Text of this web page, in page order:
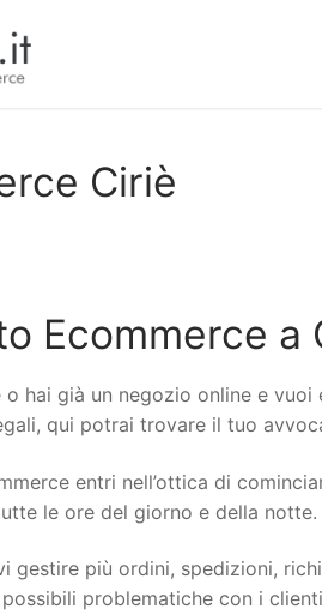
Ciriè
Ecommerce a
hai già un negozio online e
qui potrai trovare il tuo
entri nell’ottica di
le ore del giorno e della notte.
gestire più ordini, spedizioni,
problematiche con i